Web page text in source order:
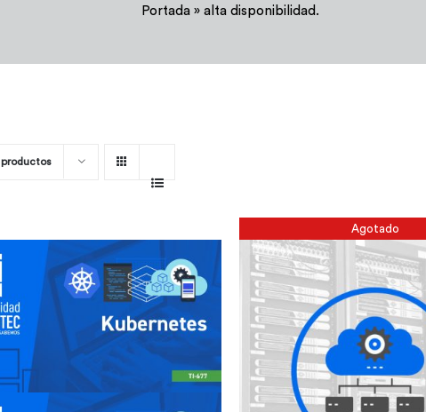
Portada » alta disponibilidad.
productos
Agotado